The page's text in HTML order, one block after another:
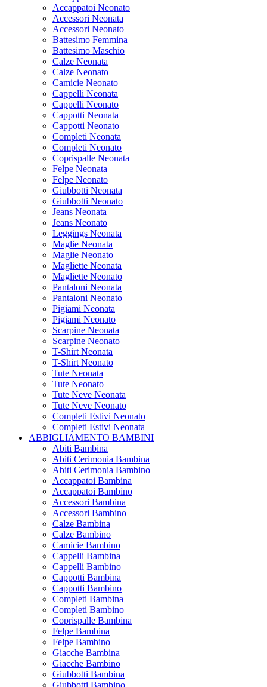
Accappatoi Neonato
Accessori Neonata
Accessori Neonato
Battesimo Femmina
Battesimo Maschio
Calze Neonata
Calze Neonato
Camicie Neonato
Cappelli Neonata
Cappelli Neonato
Cappotti Neonata
Cappotti Neonato
Completi Neonata
Completi Neonato
Coprispalle Neonata
Felpe Neonata
Felpe Neonato
Giubbotti Neonata
Giubbotti Neonato
Jeans Neonata
Jeans Neonato
Leggings Neonata
Maglie Neonata
Maglie Neonato
Magliette Neonata
Magliette Neonato
Pantaloni Neonata
Pantaloni Neonato
Pigiami Neonata
Pigiami Neonato
Scarpine Neonata
Scarpine Neonato
T-Shirt Neonata
T-Shirt Neonato
Tute Neonata
Tute Neonato
Tute Neve Neonata
Tute Neve Neonato
Completi Estivi Neonato
Completi Estivi Neonata
ABBIGLIAMENTO BAMBINI
Abiti Bambina
Abiti Cerimonia Bambina
Abiti Cerimonia Bambino
Accappatoi Bambina
Accappatoi Bambino
Accessori Bambina
Accessori Bambino
Calze Bambina
Calze Bambino
Camicie Bambino
Cappelli Bambina
Cappelli Bambino
Cappotti Bambina
Cappotti Bambino
Completi Bambina
Completi Bambino
Coprispalle Bambina
Felpe Bambina
Felpe Bambino
Giacche Bambina
Giacche Bambino
Giubbotti Bambina